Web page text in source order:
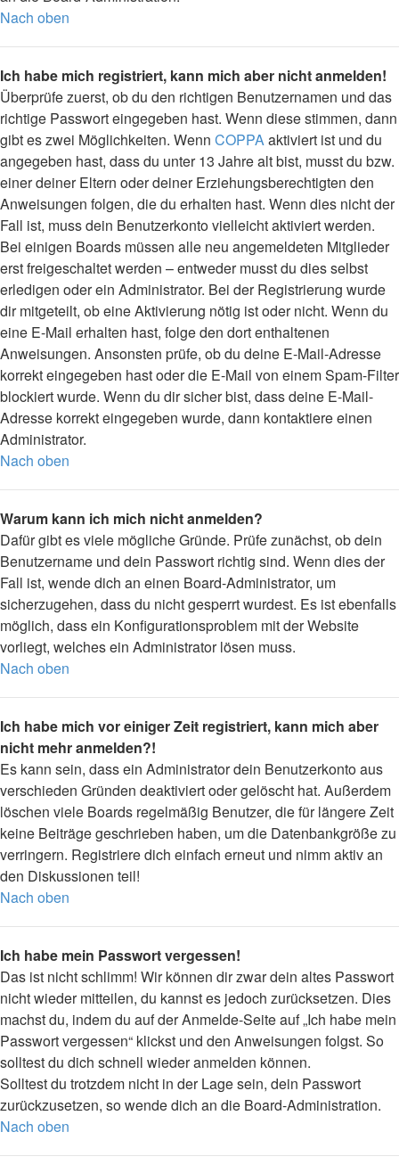
Nach oben
Ich habe mich registriert, kann mich aber nicht anmelden!
Überprüfe zuerst, ob du den richtigen Benutzernamen und das
richtige Passwort eingegeben hast. Wenn diese stimmen, dann
gibt es zwei Möglichkeiten. Wenn COPPAaktiviert ist und du
angegeben hast, dass du unter 13 Jahre alt bist, musst du bzw.
einer deiner Eltern oder deiner Erziehungsberechtigten den
Anweisungen folgen, die du erhalten hast. Wenn dies nicht der
Fall ist, muss dein Benutzerkonto vielleicht aktiviert werden.
Bei einigen Boards müssen alle neu angemeldeten Mitglieder
erst freigeschaltet werden – entweder musst du dies selbst
erledigen oder ein Administrator. Bei der Registrierung wurde
dir mitgeteilt, ob eine Aktivierung nötig ist oder nicht. Wenn du
eine E-Mail erhalten hast, folge den dort enthaltenen
Anweisungen. Ansonsten prüfe, ob du deine E-Mail-Adresse
korrekt eingegeben hast oder die E-Mail von einem Spam-Filter
blockiert wurde. Wenn du dir sicher bist, dass deine E-Mail-
Adresse korrekt eingegeben wurde, dann kontaktiere einen
Administrator.
Nach oben
Warum kann ich mich nicht anmelden?
Dafür gibt es viele mögliche Gründe. Prüfe zunächst, ob dein
Benutzername und dein Passwort richtig sind. Wenn dies der
Fall ist, wende dich an einen Board-Administrator, um
sicherzugehen, dass du nicht gesperrt wurdest. Es ist ebenfalls
möglich, dass ein Konfigurationsproblem mit der Website
vorliegt, welches ein Administrator lösen muss.
Nach oben
Ich habe mich vor einiger Zeit registriert, kann mich aber
nicht mehr anmelden?!
Es kann sein, dass ein Administrator dein Benutzerkonto aus
verschieden Gründen deaktiviert oder gelöscht hat. Außerdem
löschen viele Boards regelmäßig Benutzer, die für längere Zeit
keine Beiträge geschrieben haben, um die Datenbankgröße zu
verringern. Registriere dich einfach erneut und nimm aktiv an
den Diskussionen teil!
Nach oben
Ich habe mein Passwort vergessen!
Das ist nicht schlimm! Wir können dir zwar dein altes Passwort
nicht wieder mitteilen, du kannst es jedoch zurücksetzen. Dies
machst du, indem du auf der Anmelde-Seite auf „Ich habe mein
Passwort vergessen“ klickst und den Anweisungen folgst. So
solltest du dich schnell wieder anmelden können.
Solltest du trotzdem nicht in der Lage sein, dein Passwort
zurückzusetzen, so wende dich an die Board-Administration.
Nach oben